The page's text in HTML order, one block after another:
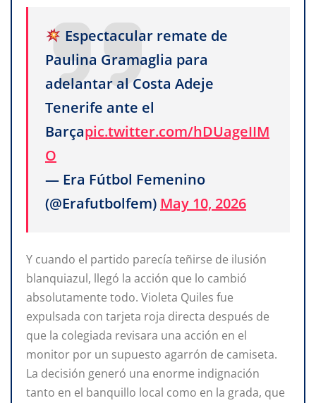
Espectacular remate de
Paulina Gramaglia para
adelantar al Costa Adeje
Tenerife ante el
Barçapic.twitter.com/hDUageIIM
O
— Era Fútbol Femenino
(@Erafutbolfem) May 10, 2026
Y cuando el partido parecía teñirse de ilusión
blanquiazul, llegó la acción que lo cambió
absolutamente todo. Violeta Quiles fue
expulsada con tarjeta roja directa después de
que la colegiada revisara una acción en el
monitor por un supuesto agarrón de camiseta.
La decisión generó una enorme indignación
tanto en el banquillo local como en la grada, que